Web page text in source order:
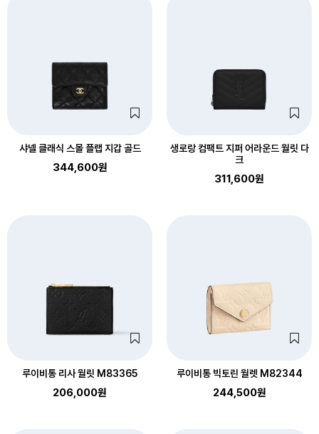
샤넬 클래식 스몰 플랩 지갑 골드
344,600원
생로랑 컴팩트 지퍼 어라운드 월릿 다
크
311,600원
루이비통 리사 월릿 M83365
206,000원
루이비통 빅토린 월렛 M82344
244,500원